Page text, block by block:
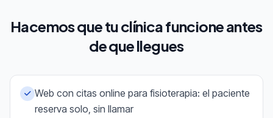
Hacemos que tu clínica funcione antes
de que llegues
Web con citas online para fisioterapia: el paciente
reserva solo, sin llamar